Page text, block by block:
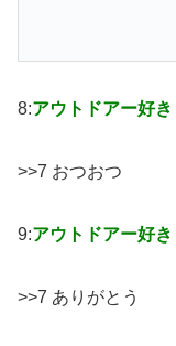
8:アウトドアー好き
>>7 おつおつ
9:アウトドアー好き
>>7 ありがとう